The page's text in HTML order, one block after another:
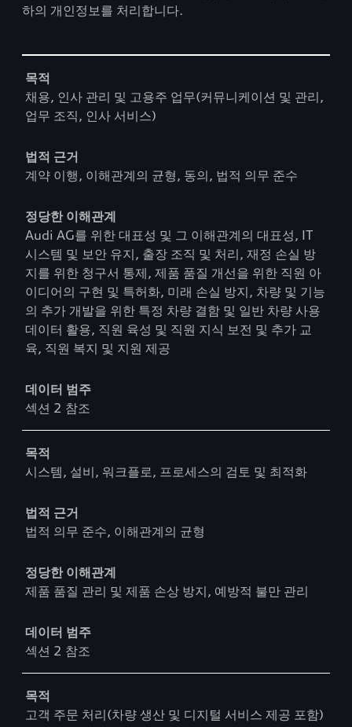
하의 개인정보를 처리합니다.
목적
채용, 인사 관리 및 고용주 업무(커뮤니케이션 및 관리,
업무 조직, 인사 서비스)
법적 근거
계약 이행, 이해관계의 균형, 동의, 법적 의무 준수
정당한 이해관계
Audi AG를 위한 대표성 및 그 이해관계의 대표성, IT
시스템 및 보안 유지, 출장 조직 및 처리, 재정 손실 방
지를 위한 청구서 통제, 제품 품질 개선을 위한 직원 아
이디어의 구현 및 특허화, 미래 손실 방지, 차량 및 기능
의 추가 개발을 위한 특정 차량 결함 및 일반 차량 사용
데이터 활용, 직원 육성 및 직원 지식 보전 및 추가 교
육, 직원 복지 및 지원 제공
데이터 범주
섹션 2 참조
목적
시스템, 설비, 워크플로, 프로세스의 검토 및 최적화
법적 근거
법적 의무 준수, 이해관계의 균형
정당한 이해관계
제품 품질 관리 및 제품 손상 방지, 예방적 불만 관리
데이터 범주
섹션 2 참조
목적
고객 주문 처리(차량 생산 및 디지털 서비스 제공 포함)